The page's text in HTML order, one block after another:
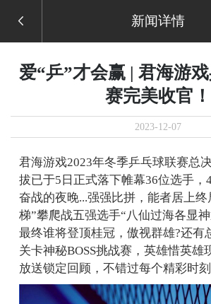
新闻详情
爱“乒”才会赢 | 君海游
赛完美收官！
2023-12-07
君海游戏2023年冬季乒乓球联赛总
拔已于5日正式落下帷幕36位选手，
奋战的夜晚...强强比拼，能者居上终
梯”攀爬战五强选手“八仙过海各显
最终谁将登顶桂冠，傲视群雄?还有
关卡神秘BOSS挑战赛，英雄惜英雄
放送锁定回顾，不错过每个精彩时